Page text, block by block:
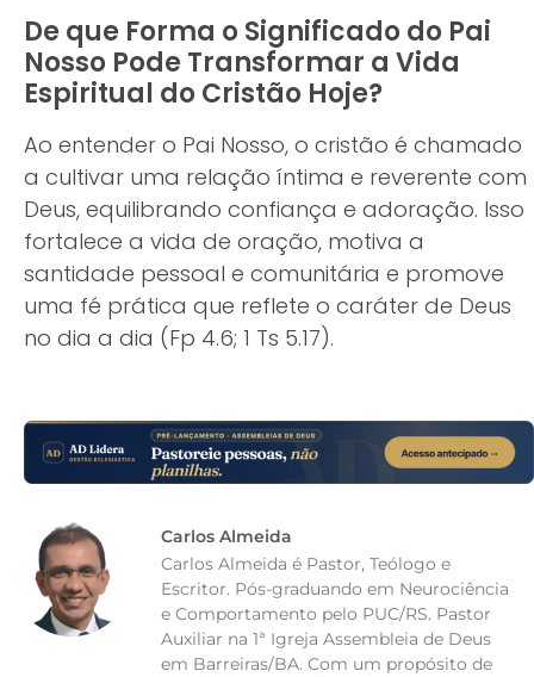
De que Forma o Significado do Pai
Nosso Pode Transformar a Vida
Espiritual do Cristão Hoje?
Ao entender o Pai Nosso, o cristão é chamado
a cultivar uma relação íntima e reverente com
Deus, equilibrando confiança e adoração. Isso
fortalece a vida de oração, motiva a
santidade pessoal e comunitária e promove
uma fé prática que reflete o caráter de Deus
no dia a dia (Fp 4.6; 1 Ts 5.17).
Carlos Almeida
Carlos Almeida é Pastor, Teólogo e
Escritor. Pós-graduando em Neurociência
e Comportamento pelo PUC/RS. Pastor
Auxiliar na 1ª Igreja Assembleia de Deus
em Barreiras/BA. Com um propósito de